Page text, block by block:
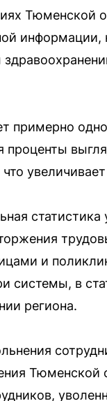
Тюменской
примерно
проценты
и
системы, в
региона.